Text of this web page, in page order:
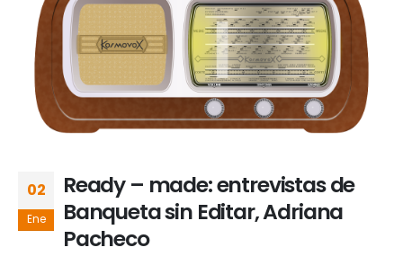
02
Ene
Ready – made: entrevistas de
Banqueta sin Editar, Adriana
Pacheco